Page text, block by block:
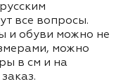
все вопросы.
и обуви можно не
можно
в см и на